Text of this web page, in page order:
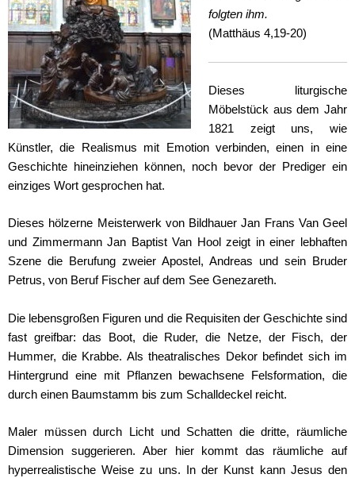
folgten ihm.
(Matthäus 4,19-20)
Dieses liturgische
Möbelstück aus dem Jahr
1821 zeigt uns, wie
Künstler, die Realismus mit Emotion verbinden, einen in eine
Geschichte hineinziehen können, noch bevor der Prediger ein
einziges Wort gesprochen hat.
Dieses hölzerne Meisterwerk von Bildhauer Jan Frans Van Geel
und Zimmermann Jan Baptist Van Hool zeigt in einer lebhaften
Szene die Berufung zweier Apostel, Andreas und sein Bruder
Petrus, von Beruf Fischer auf dem See Genezareth.
Die lebensgroßen Figuren und die Requisiten der Geschichte sind
fast greifbar: das Boot, die Ruder, die Netze, der Fisch, der
Hummer, die Krabbe. Als theatralisches Dekor befindet sich im
Hintergrund eine mit Pflanzen bewachsene Felsformation, die
durch einen Baumstamm bis zum Schalldeckel reicht.
Maler müssen durch Licht und Schatten die dritte, räumliche
Dimension suggerieren. Aber hier kommt das räumliche auf
hyperrealistische Weise zu uns. In der Kunst kann Jesus den